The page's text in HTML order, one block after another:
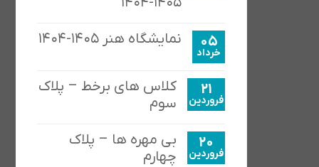
05
خرداد
نمایشگاه هنر ۱۴۰۵-۱۴۰۴
21
فروردین
کلاس های برخط – پلاک
سوم
20
فروردین
بی مهره ها – پلاک
چهارم